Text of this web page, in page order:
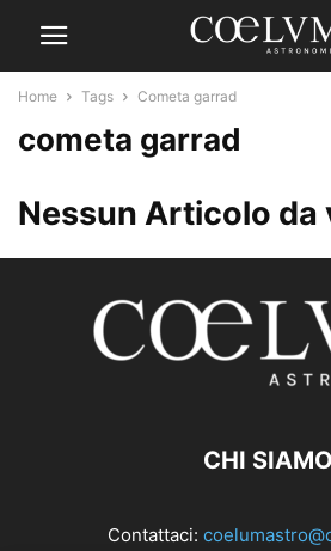
Home Tags Cometa garrad
cometa garrad
Nessun Articolo da
CHI SIAMO
Contattaci: